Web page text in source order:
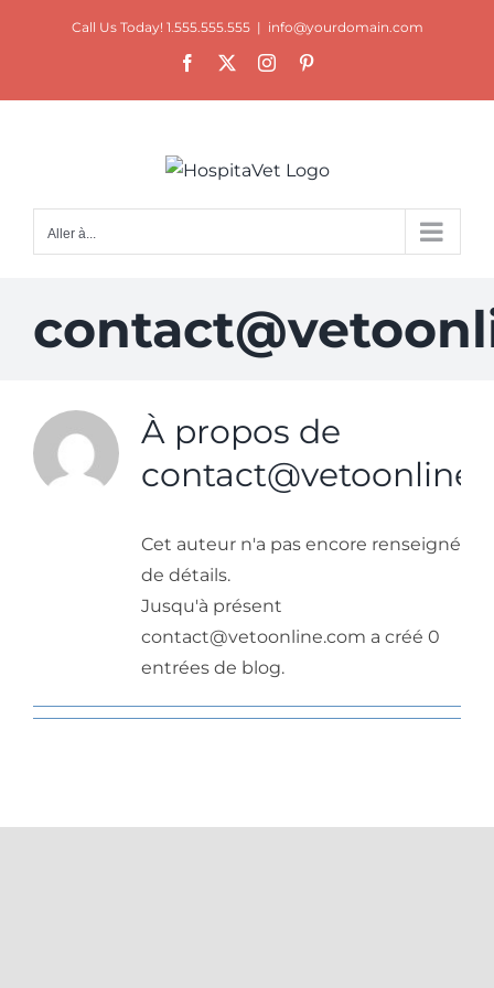
Call Us Today! 1.555.555.555 | info@yourdomain.com
Facebook Instagram
Aller à...
À propos de
Cet auteur n'a pas encore renseigné
de détails.
Jusqu'à présent
contact@vetoonline.com a créé 0
entrées de blog.